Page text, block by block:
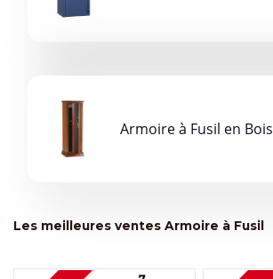
Armoire à Fusil en Bois
Les meilleures ventes Armoire à Fusil